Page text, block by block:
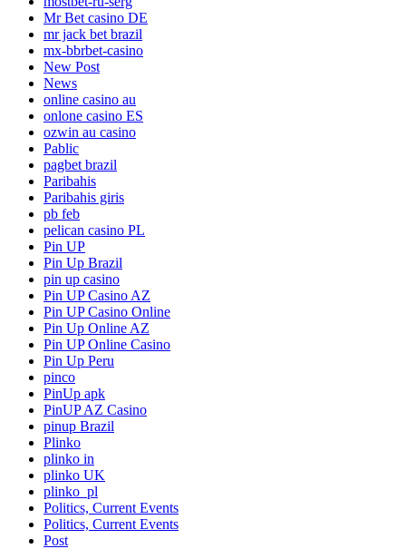
Mr Bet casino DE
mr jack bet brazil
mx-bbrbet-casino
New Post
News
online casino au
onlone casino ES
ozwin au casino
Pablic
pagbet brazil
Paribahis
Paribahis giris
pb feb
pelican casino PL
Pin UP
Pin Up Brazil
pin up casino
Pin UP Casino AZ
Pin UP Casino Online
Pin Up Online AZ
Pin UP Online Casino
Pin Up Peru
pinco
PinUp apk
PinUP AZ Casino
pinup Brazil
Plinko
plinko in
plinko UK
plinko_pl
Politics, Current Events
Politics, Current Events
Post